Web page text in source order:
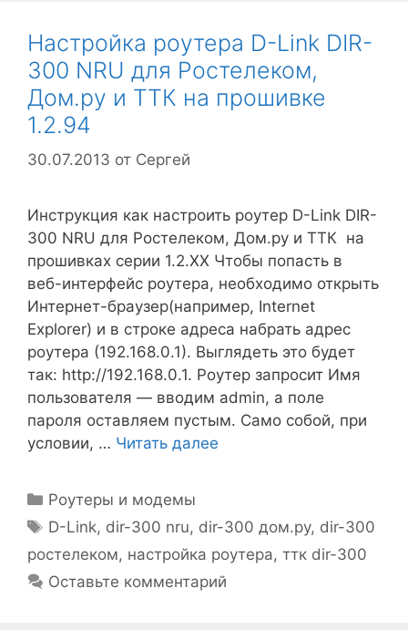
Настройка роутера D-Link DIR-
300 NRU для Ростелеком,
Дом.ру и ТТК на прошивке
1.2.94
30.07.2013 от Сергей
Инструкция как настроить роутер D-Link DIR-
300 NRU для Ростелеком, Дом.ру и ТТК на
прошивках серии 1.2.ХХ Чтобы попасть в
веб-интерфейс роутера, необходимо открыть
Интернет-браузер(например, Internet
Explorer) и в строке адреса набрать адрес
роутера (192.168.0.1). Выглядеть это будет
так: http://192.168.0.1. Роутер запросит Имя
пользователя — вводим admin, а поле
пароля оставляем пустым. Само собой, при
условии, … Читать далее
Рубрики
Роутеры и модемы
Метки
D-Link, dir-300 nru, dir-300 дом.ру, dir-300
ростелеком, настройка роутера, ттк dir-300
Оставьте комментарий